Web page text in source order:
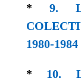
* 9.
1980-1984
* 10.